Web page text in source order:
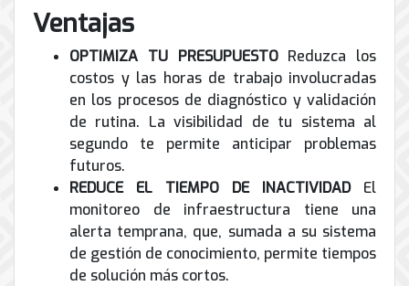
Ventajas
OPTIMIZA TU PRESUPUESTOReduzca los
costos y las horas de trabajo involucradas
en los procesos de diagnóstico y validación
de rutina. La visibilidad de tu sistema al
segundo te permite anticipar problemas
futuros.
REDUCE EL TIEMPO DE INACTIVIDADEl
monitoreo de infraestructura tiene una
alerta temprana, que, sumada a su sistema
de gestión de conocimiento, permite tiempos
de solución más cortos.